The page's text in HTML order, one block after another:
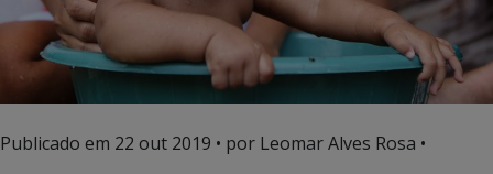
Publicado em 22 out 2019 • por Leomar Alves Rosa •